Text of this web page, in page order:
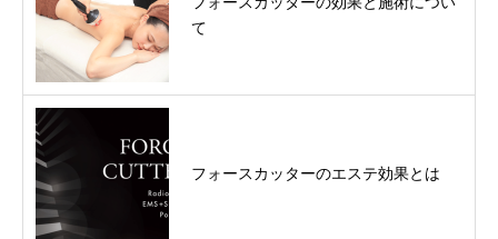
て
フォースカッターのエステ効果とは